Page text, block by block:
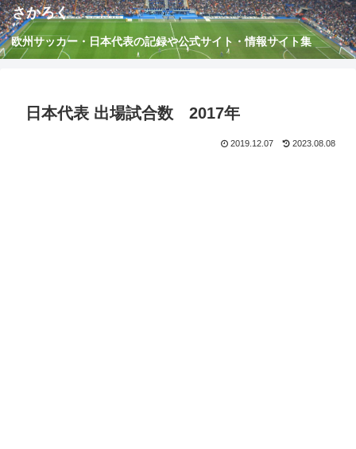
さかろく
欧州サッカー・日本代表の記録や公式サイト・情報サイト集
日本代表 出場試合数 2017年
2019.12.07 2023.08.08